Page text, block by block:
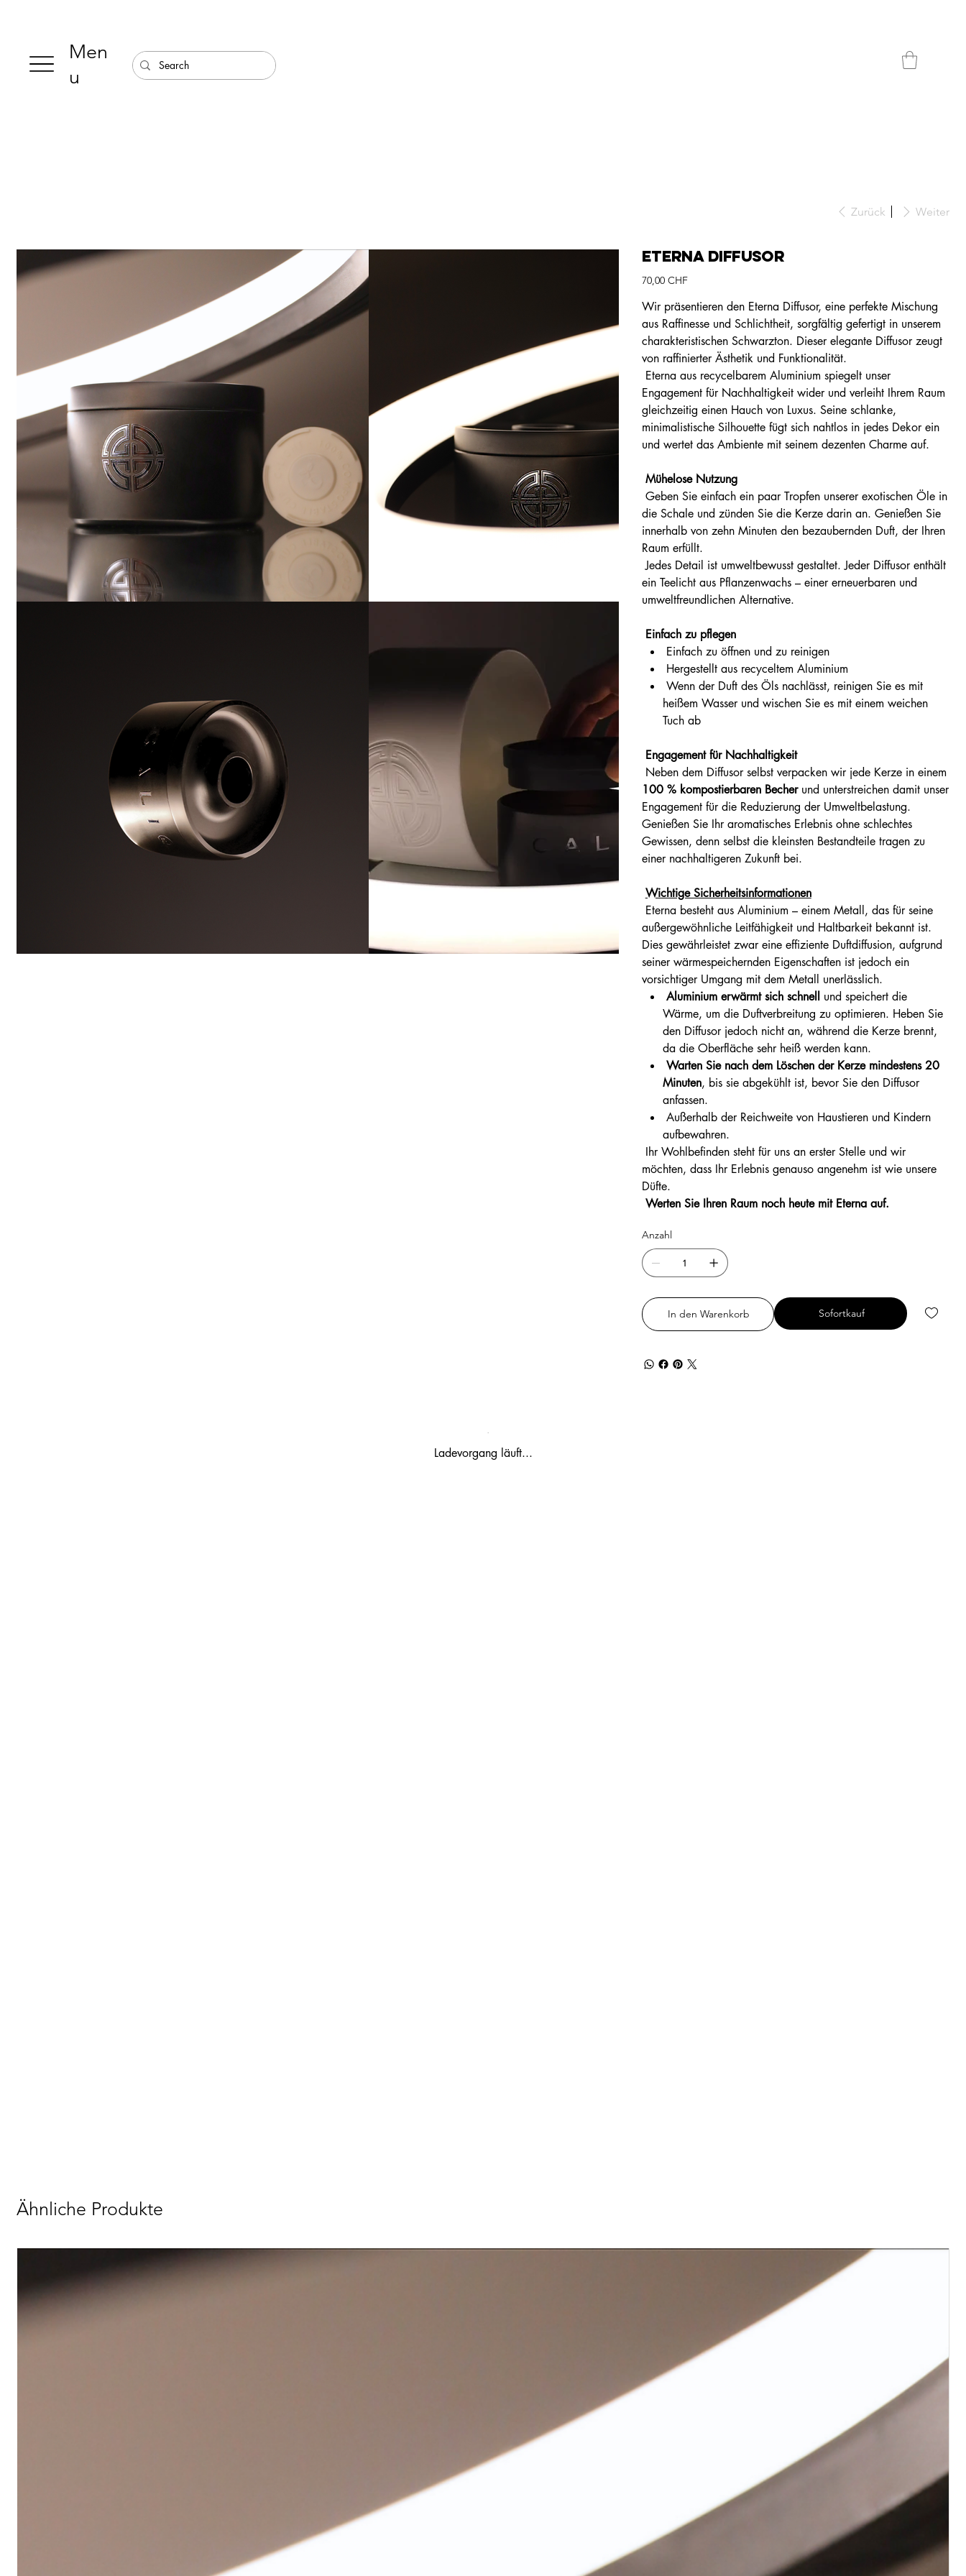
Men
u
Zurück Weiter
Eterna Diffusor
Preis
70,00 CHF
Wir präsentieren den Eterna Diffusor, eine perfekte Mischung
aus Raffinesse und Schlichtheit, sorgfältig gefertigt in unserem
charakteristischen Schwarzton. Dieser elegante Diffusor zeugt
von raffinierter Ästhetik und Funktionalität.
Eterna aus recycelbarem Aluminium spiegelt unser
Engagement für Nachhaltigkeit wider und verleiht Ihrem Raum
gleichzeitig einen Hauch von Luxus. Seine schlanke,
minimalistische Silhouette fügt sich nahtlos in jedes Dekor ein
und wertet das Ambiente mit seinem dezenten Charme auf.
Mühelose Nutzung
Geben Sie einfach ein paar Tropfen unserer exotischen Öle in
die Schale und zünden Sie die Kerze darin an. Genießen Sie
innerhalb von zehn Minuten den bezaubernden Duft, der Ihren
Raum erfüllt.
Jedes Detail ist umweltbewusst gestaltet. Jeder Diffusor enthält
ein Teelicht aus Pflanzenwachs – einer erneuerbaren und
umweltfreundlichen Alternative.
Einfach zu pflegen
Einfach zu öffnen und zu reinigen
Hergestellt aus recyceltem Aluminium
Wenn der Duft des Öls nachlässt, reinigen Sie es mit
heißem Wasser und wischen Sie es mit einem weichen
Tuch ab
Engagement für Nachhaltigkeit
Neben dem Diffusor selbst verpacken wir jede Kerze in einem
100 % kompostierbaren Becherund unterstreichen damit unser
Engagement für die Reduzierung der Umweltbelastung.
Genießen Sie Ihr aromatisches Erlebnis ohne schlechtes
Gewissen, denn selbst die kleinsten Bestandteile tragen zu
einer nachhaltigeren Zukunft bei.
Wichtige Sicherheitsinformationen
Eterna besteht aus Aluminium – einem Metall, das für seine
außergewöhnliche Leitfähigkeit und Haltbarkeit bekannt ist.
Dies gewährleistet zwar eine effiziente Duftdiffusion, aufgrund
seiner wärmespeichernden Eigenschaften ist jedoch ein
vorsichtiger Umgang mit dem Metall unerlässlich.
Aluminium erwärmt sich schnell
und speichert die
Wärme, um die Duftverbreitung zu optimieren. Heben Sie
den Diffusor jedoch nicht an, während die Kerze brennt,
da die Oberfläche sehr heiß werden kann.
Warten Sie nach dem Löschen der Kerze mindestens 20
Minuten, bis sie abgekühlt ist, bevor Sie den Diffusor
anfassen.
Außerhalb der Reichweite von Haustieren und Kindern
aufbewahren.
Ihr Wohlbefinden steht für uns an erster Stelle und wir
möchten, dass Ihr Erlebnis genauso angenehm ist wie unsere
Düfte.
Werten Sie Ihren Raum noch heute mit Eterna auf.
Anzahl
In den Warenkorb Sofortkauf
Ladevorgang läuft...
Ähnliche Produkte